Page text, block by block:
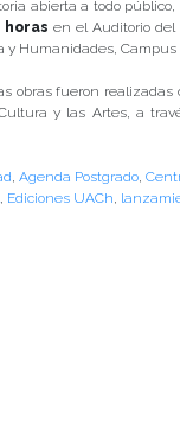
abierta a todo
horas en el Auditorio del
y Humanidades, Campus
obras fueron
y las Artes, a
, Agenda Postgrado,
, Ediciones UACh,